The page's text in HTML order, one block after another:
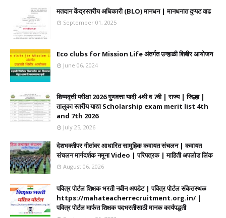
मतदान केंद्रस्तरीय अधिकारी (BLO) मानधन | मानधनात दुप्पट वाढ
September 01, 2025
Eco clubs for Mission Life अंतर्गत उन्हाळी शिबीर आयोजन
June 06, 2024
शिष्यवृत्ती परीक्षा 2026 गुणवत्ता यादी 4थी व 7वी | राज्य | जिल्हा |
तालुका स्तरीय याद्या Scholarship exam merit list 4th
and 7th 2026
July 25, 2026
देशभक्तीपर गीतांवर आधारित सामुहिक कवायत संचलन | कवायत
संचलन मार्गदर्शक नमूना Video | परिपत्रक | माहिती अपलोड लिंक
August 06, 2026
पवित्र पोर्टल शिक्षक भरती नवीन अपडेट | पवित्र पोर्टल संकेतस्थळ
https://mahateacherrecruitment.org.in/ |
पवित्र पोर्टल मार्फत शिक्षक पदभरतीसाठी मानक कार्यपद्धती